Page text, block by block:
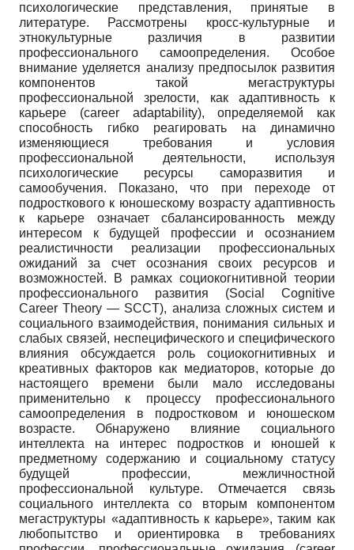
психологические представления, принятые в
литературе. Рассмотрены кросс-культурные и
этнокультурные различия в развитии
профессионального самоопределения. Особое
внимание уделяется анализу предпосылок развития
компонентов такой мегаструктуры
профессиональной зрелости, как адаптивность к
карьере (career adaptability), определяемой как
способность гибко реагировать на динамично
изменяющиеся требования и условия
профессиональной деятельности, используя
психологические ресурсы саморазвития и
самообучения. Показано, что при переходе от
подросткового к юношескому возрасту адаптивность
к карьере означает сбалансированность между
интересом к будущей профессии и осознанием
реалистичности реализации профессиональных
ожиданий за счет осознания своих ресурсов и
возможностей. В рамках социокогнитивной теории
профессионального развития (Social Cognitive
Career Theory — SCCT), анализа сложных систем и
социального взаимодействия, понимания сильных и
слабых связей, неспецифического и специфического
влияния обсуждается роль социокогнитивных и
креативных факторов как медиаторов, которые до
настоящего времени были мало исследованы
применительно к процессу профессионального
самоопределения в подростковом и юношеском
возрасте. Обнаружено влияние социального
интеллекта на интерес подростков и юношей к
предметному содержанию и социальному статусу
будущей профессии, межличностной
профессиональной культуре. Отмечается связь
социального интеллекта со вторым компонентом
мегаструктуры «адаптивность к карьере», таким как
любопытство и ориентировка в требованиях